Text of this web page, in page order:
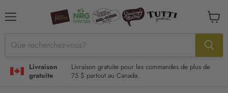
Livraison
gratuite
Livraison gratuite pour les commandes de plus de
75 $ partout au Canada.
le
panier